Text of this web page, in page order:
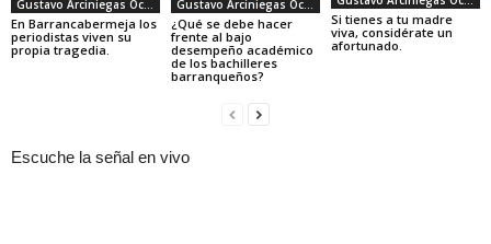
Gustavo Arciniegas Ocapo
En Barrancabermeja los
periodistas viven su
propia tragedia.
Gustavo Arciniegas Ocapo
¿Qué se debe hacer
frente al bajo
desempeño académico
de los bachilleres
barranqueños?
Si tienes a tu madre
viva, considérate un
afortunado.
Escuche la señal en vivo